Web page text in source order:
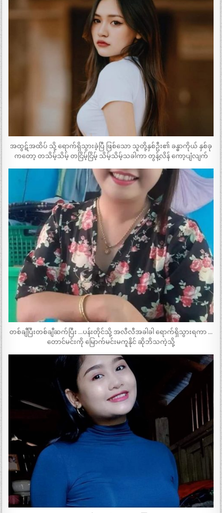
အထွဋ်အထိပ် သို့ ရောက်ရှိသွားခဲ့ပြီ ဖြစ်သော သူတို့နှစ်ဦး၏ ခန္ဓာကိုယ် နှစ်ခု
ကတော့ တသိမ့်သိမ့် တငြိမ့်ငြိမ့် သိမ့်သိမ့်သခါကာ တွန့်လိန် ကော့ပျံလျက်
တစ်ချီပြီးတစ်ချီဆက်ပြီး …ပန်းတိုင်သို့ အလီလီအခါခါ ရောက်ရှိသွားရကာ …
တောင်မင်းကို မြောက်မင်းမကူနိုင် ဆိုဘိသကဲ့သို့